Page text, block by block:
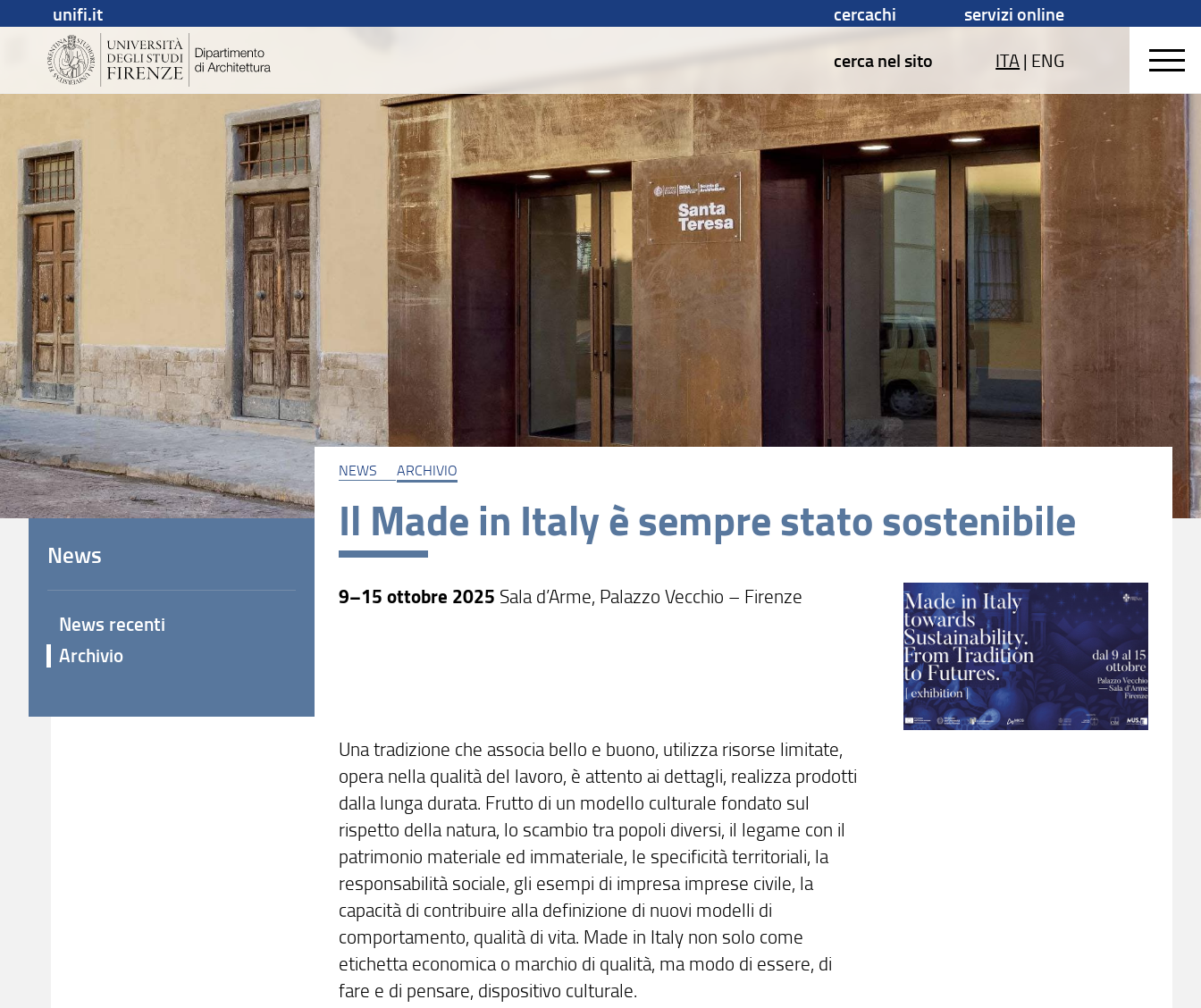
unifi.it cercachi
servizi online
cerca nel sito
ITA| ENG
NEWS ARCHIVIO
Il Made in Italy è sempre stato sostenibile
9–15 ottobre 2025 Sala d’Arme, Palazzo Vecchio – Firenze
Una tradizione che associa bello e buono, utilizza risorse limitate,
opera nella qualità del lavoro, è attento ai dettagli, realizza prodotti
dalla lunga durata. Frutto di un modello culturale fondato sul
rispetto della natura, lo scambio tra popoli diversi, il legame con il
patrimonio materiale ed immateriale, le specificità territoriali, la
responsabilità sociale, gli esempi di impresa imprese civile, la
capacità di contribuire alla definizione di nuovi modelli di
comportamento, qualità di vita. Made in Italy non solo come
etichetta economica o marchio di qualità, ma modo di essere, di
fare e di pensare, dispositivo culturale.
News
News recenti
Archivio